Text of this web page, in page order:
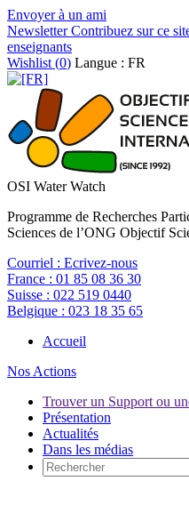
Envoyer à un ami
NewsletterContribuez sur ce
enseignants
Wishlist (0) Langue : FR
OSI Water Watch
Programme de Recherches
Sciences de l’ONG Objectif
Courriel : Ecrivez-nous
France : 01 85 08 36 30
Suisse : 022 519 0440
Belgique : 023 18 35 65
Accueil
Nos Actions
Trouver un Support ou
Présentation
Actualités
Dans les médias